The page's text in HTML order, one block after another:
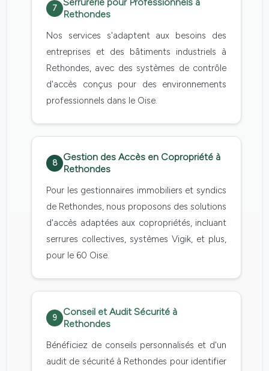
7
Rethondes
Nos services s'adaptent aux besoins des
entreprises et des bâtiments industriels à
Rethondes, avec des systèmes de contrôle
d'accès conçus pour des environnements
professionnels dans le Oise.
8
Gestion des Accès en Copropriété à
Rethondes
Pour les gestionnaires immobiliers et syndics
de Rethondes, nous proposons des solutions
d'accès adaptées aux copropriétés, incluant
serrures collectives, systèmes Vigik, et plus,
pour le 60 Oise.
9
Conseil et Audit Sécurité à
Rethondes
Bénéficiez de conseils personnalisés et d'un
audit de sécurité à Rethondes pour identifier